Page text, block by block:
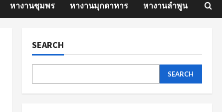
หางานชุมพร หางานมุกดาหาร หางานลำพูน
SEARCH
SEARCH